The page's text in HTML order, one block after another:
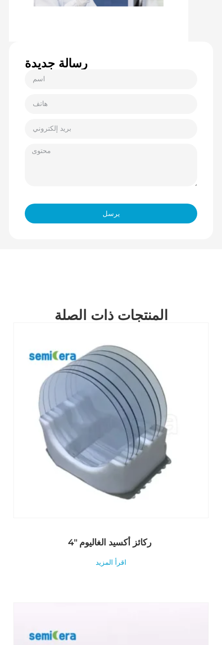
رسالة جديدة
يرسل
المنتجات ذات الصلة
اقرأ المزيد